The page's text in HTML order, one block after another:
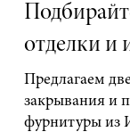
отделки и
Предлагаем
закрывания и
фурнитуры из